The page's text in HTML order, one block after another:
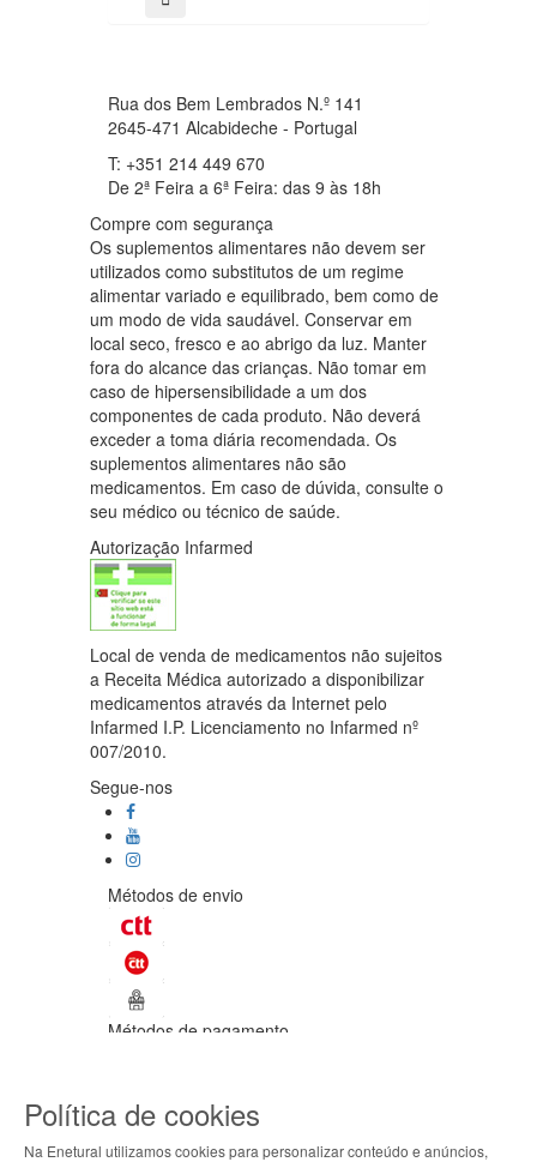
Rua dos Bem Lembrados N.º 141
2645-471 Alcabideche - Portugal
T: +351 214 449 670
De 2ª Feira a 6ª Feira: das 9 às 18h
Compre com segurança
Os suplementos alimentares não devem ser
utilizados como substitutos de um regime
alimentar variado e equilibrado, bem como de
um modo de vida saudável. Conservar em
local seco, fresco e ao abrigo da luz. Manter
fora do alcance das crianças. Não tomar em
caso de hipersensibilidade a um dos
componentes de cada produto. Não deverá
exceder a toma diária recomendada. Os
suplementos alimentares não são
medicamentos. Em caso de dúvida, consulte o
seu médico ou técnico de saúde.
Autorização Infarmed
Local de venda de medicamentos não sujeitos
a Receita Médica autorizado a disponibilizar
medicamentos através da Internet pelo
Infarmed I.P. Licenciamento no Infarmed nº
007/2010.
Segue-nos
Métodos de envio
Métodos de pagamento
Todos os direitos reservados / Salvo
Política de cookies
Na Enetural utilizamos cookies para personalizar conteúdo e anúncios,